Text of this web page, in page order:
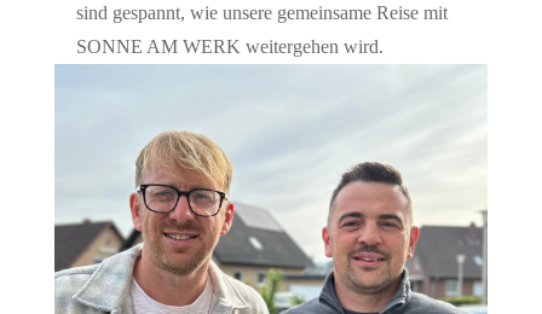
sind gespannt, wie unsere gemeinsame Reise mit
SONNE AM WERK weitergehen wird.